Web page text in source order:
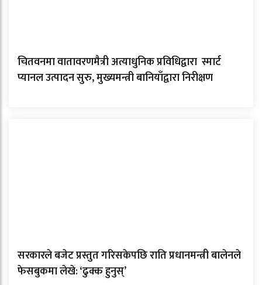
चितवनमा वातावरणमैत्री अत्याधुनिक प्रविधिद्वारा स्मार्ट
प्यानल उत्पादन सुरु, मुख्यमन्त्री बानियाँद्वारा निरीक्षण
सरकारले बजेट प्रस्तुत गरिसकेपछि राति प्रधानमन्त्री बालेनले
फेसबुकमा लेखे: ‘ढुक्क हुनुस्’